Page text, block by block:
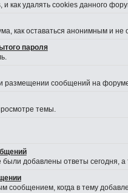
как удалять cookies данного
как оставаться анонимным и
пароля
размещении сообщений на
темы.
были добавлены ответы сегодня,
сообщением, когда в тему